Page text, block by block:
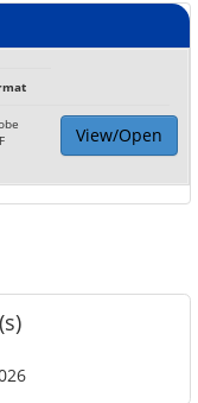
View/Open